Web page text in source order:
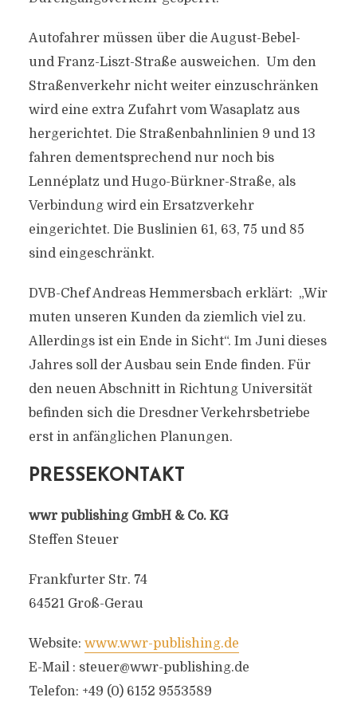
Autofahrer müssen über die August-Bebel-
und Franz-Liszt-Straße ausweichen. Um den
Straßenverkehr nicht weiter einzuschränken
wird eine extra Zufahrt vom Wasaplatz aus
hergerichtet. Die Straßenbahnlinien 9 und 13
fahren dementsprechend nur noch bis
Lennéplatz und Hugo-Bürkner-Straße, als
Verbindung wird ein Ersatzverkehr
eingerichtet. Die Buslinien 61, 63, 75 und 85
sind eingeschränkt.
DVB-Chef Andreas Hemmersbach erklärt: „Wir
muten unseren Kunden da ziemlich viel zu.
Allerdings ist ein Ende in Sicht“. Im Juni dieses
Jahres soll der Ausbau sein Ende finden. Für
den neuen Abschnitt in Richtung Universität
befinden sich die Dresdner Verkehrsbetriebe
erst in anfänglichen Planungen.
PRESSEKONTAKT
wwr publishing GmbH & Co. KG
Steffen Steuer
Frankfurter Str. 74
64521 Groß-Gerau
Website: www.wwr-publishing.de
E-Mail : steuer@wwr-publishing.de
Telefon: +49 (0) 6152 9553589